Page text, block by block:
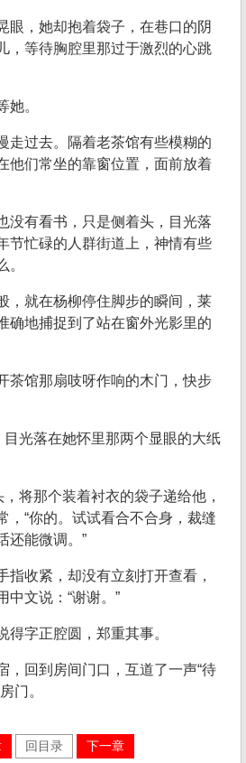
眼，她却抱着袋子，在巷口的阴
，等待胸腔里那过于激烈的心跳
她。
走过去。隔着老茶馆有些模糊的
他们常坐的靠窗位置，面前放着
没有看书，只是侧着头，目光落
节忙碌的人群街道上，神情有些
。
，就在杨柳停住脚步的瞬间，莱
确地捕捉到了站在窗外光影里的
茶馆那扇吱呀作响的木门，快步
目光落在她怀里那两个显眼的大纸
，将那个装着衬衣的袋子递给他，
，“你的。试试看合不合身，裁缝
还能微调。”
指收紧，却没有立刻打开查看，
中文说：“谢谢。”
得字正腔圆，郑重其事。
，回到房间门口，互道了一声“待
门。
回目录 下一章